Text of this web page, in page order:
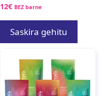
12€ BEZ barne
Saskira gehitu